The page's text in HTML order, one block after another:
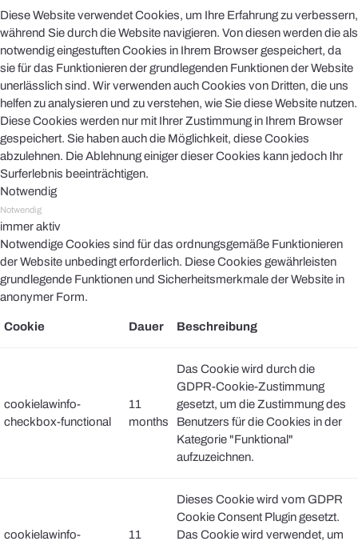
Diese Website verwendet Cookies, um Ihre Erfahrung zu verbessern,
während Sie durch die Website navigieren. Von diesen werden die als
notwendig eingestuften Cookies in Ihrem Browser gespeichert, da
sie für das Funktionieren der grundlegenden Funktionen der Website
unerlässlich sind. Wir verwenden auch Cookies von Dritten, die uns
helfen zu analysieren und zu verstehen, wie Sie diese Website nutzen.
Diese Cookies werden nur mit Ihrer Zustimmung in Ihrem Browser
gespeichert. Sie haben auch die Möglichkeit, diese Cookies
abzulehnen. Die Ablehnung einiger dieser Cookies kann jedoch Ihr
Surferlebnis beeinträchtigen.
Notwendig
Notwendig
immer aktiv
Notwendige Cookies sind für das ordnungsgemäße Funktionieren
der Website unbedingt erforderlich. Diese Cookies gewährleisten
grundlegende Funktionen und Sicherheitsmerkmale der Website in
anonymer Form.
Cookie Dauer Beschreibung
cookielawinfo-
checkbox-functional
11
months
Das Cookie wird durch die
GDPR-Cookie-Zustimmung
gesetzt, um die Zustimmung des
Benutzers für die Cookies in der
Kategorie "Funktional"
aufzuzeichnen.
cookielawinfo-
11
Dieses Cookie wird vom GDPR
Cookie Consent Plugin gesetzt.
Das Cookie wird verwendet, um